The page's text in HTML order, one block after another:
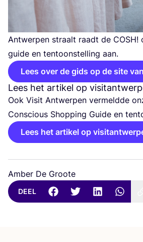
Ant­wer­pen straalt raadt de COSH!
gui­de en ten­toon­stel­ling aan.
Lees over de gids op de site
Lees het artikel op
Ook Visit Ant­wer­pen ver­meld­de
Con­scious Shop­ping Gui­de en
Lees het artikel op
Amber De Groote
DEEL